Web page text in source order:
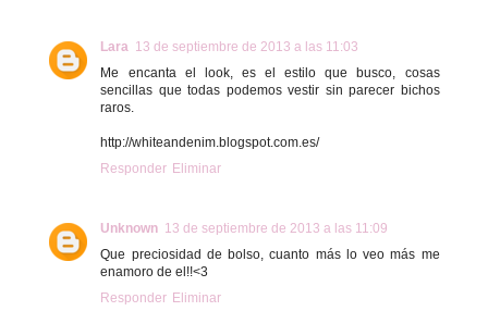
Lara 13 de septiembre de 2013 a las 11:03
Me encanta el look, es el estilo que busco, cosas
sencillas que todas podemos vestir sin parecer bichos
raros.
http://whiteandenim.blogspot.com.es/
Responder Eliminar
Unknown 13 de septiembre de 2013 a las 11:09
Que preciosidad de bolso, cuanto más lo veo más me
enamoro de el!!<3
Responder Eliminar